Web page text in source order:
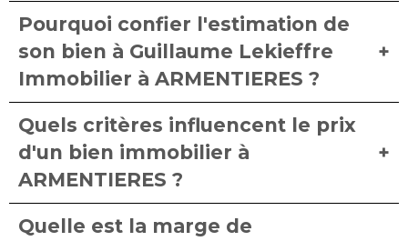
Pourquoi confier l'estimation de
son bien à Guillaume Lekieffre
Immobilier à ARMENTIERES ?
Quels critères influencent le prix
d'un bien immobilier à
ARMENTIERES ?
Quelle est la marge de